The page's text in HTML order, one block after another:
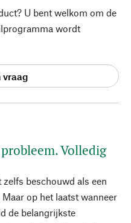
Volledig
beschouwd als een
op het laatst wanneer
de belangrijkste
U bent welkom om de
wordt
vraag